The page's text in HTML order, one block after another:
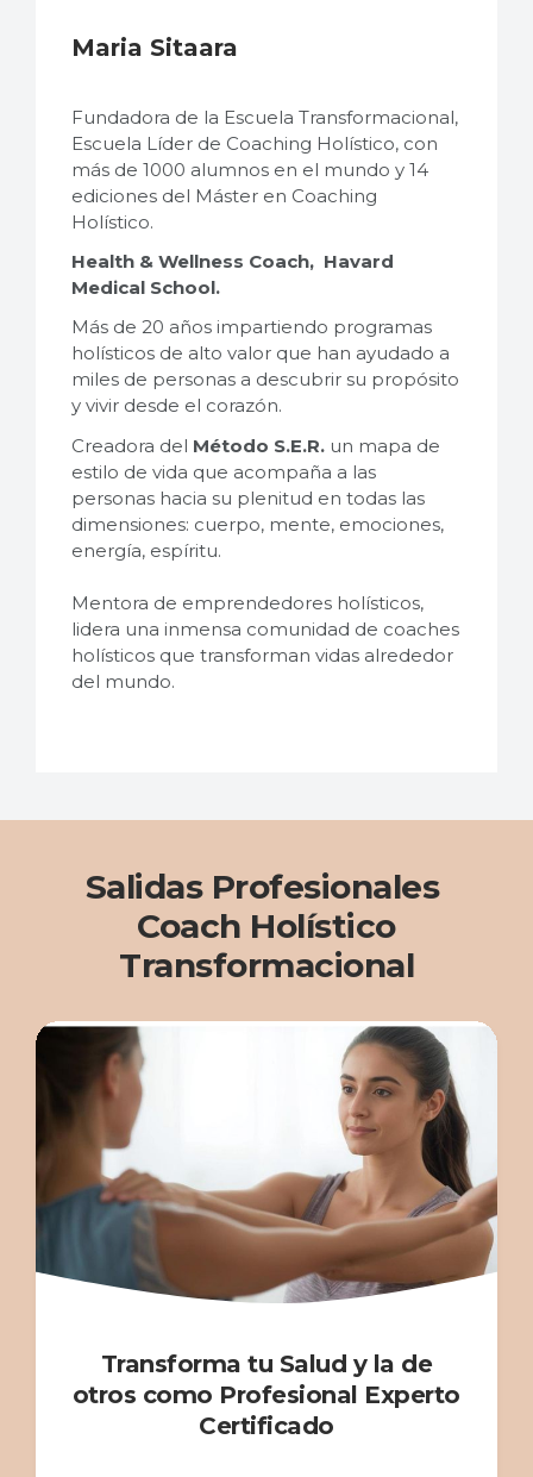
Maria Sitaara
Fundadora de la Escuela Transformacional,
Escuela Líder de Coaching Holístico, con
más de 1000 alumnos en el mundo y 14
ediciones del Máster en Coaching
Holístico.
Health & Wellness Coach, Havard
Medical School.
Más de 20 años impartiendo programas
holísticos de alto valor que han ayudado a
miles de personas a descubrir su propósito
y vivir desde el corazón.
Creadora del Método S.E.R. un mapa de
estilo de vida que acompaña a las
personas hacia su plenitud en todas las
dimensiones: cuerpo, mente, emociones,
energía, espíritu.
Mentora de emprendedores holísticos,
lidera una inmensa comunidad de coaches
holísticos que transforman vidas alrededor
del mundo.
Salidas Profesionales
Coach Holístico
Transformacional
Transforma tu Salud y la de
otros como Profesional Experto
Certificado